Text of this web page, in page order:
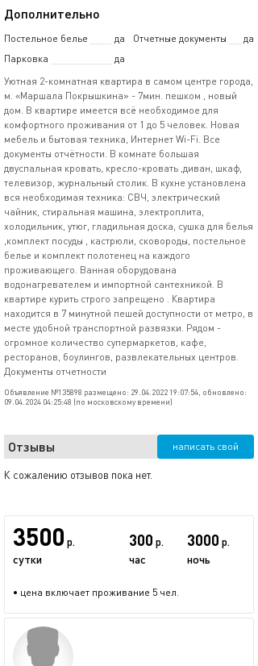
Дополнительно
Постельное белье да Отчетные документы
да
Парковка
да
Уютная 2-комнатная квартира в самом центре города,
м. «Маршала Покрышкина» - 7мин. пешком , новый
дом. В квартире имеется всё необходимое для
комфортного проживания от 1 до 5 человек. Новая
мебель и бытовая техника, Интернет Wi-Fi. Все
документы отчётности. В комнате большая
двуспальная кровать, кресло-кровать ,диван, шкаф,
телевизор, журнальный столик. В кухне установлена
вся необходимая техника: СВЧ, электрический
чайник, стиральная машина, электроплита,
холодильник, утюг, гладильная доска, сушка для белья
,комплект посуды , кастрюли, сковороды, постельное
белье и комплект полотенец на каждого
проживающего. Ванная оборудована
водонагревателем и импортной сантехникой. В
квартире курить строго запрещено . Квартира
находится в 7 минутной пешей доступности от метро, в
месте удобной транспортной развязки. Рядом -
огромное количество супермаркетов, кафе,
ресторанов, боулингов, развлекательных центров.
Документы отчетности
Объявление №135898 размещено: 29.04.2022 19:07:54, обновлено:
09.04.2024 04:25:48 (по московскому времени)
Отзывы написать свой
К сожалению отзывов пока нет.
3500 р.
сутки
300 р.
час
3000 р.
ночь
• цена включает проживание 5 чел.